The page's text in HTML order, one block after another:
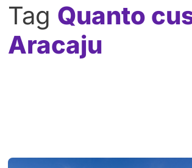
Tag Quanto
Aracaju